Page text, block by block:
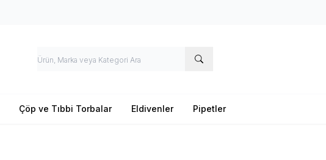
Çöp ve Tıbbi Torbalar Eldivenler Pipetler